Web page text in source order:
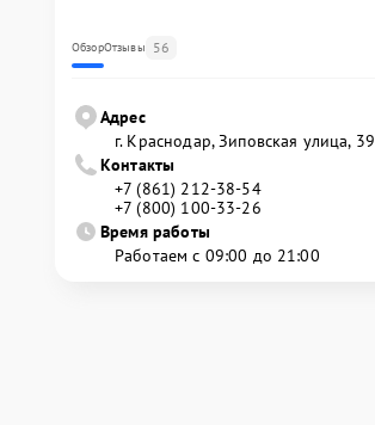
ОбзорОтзывы 56
Адрес
г. Краснодар, Зиповская улица, 39
Контакты
+7 (861) 212-38-54
+7 (800) 100-33-26
Время работы
Работаем с 09:00 до 21:00